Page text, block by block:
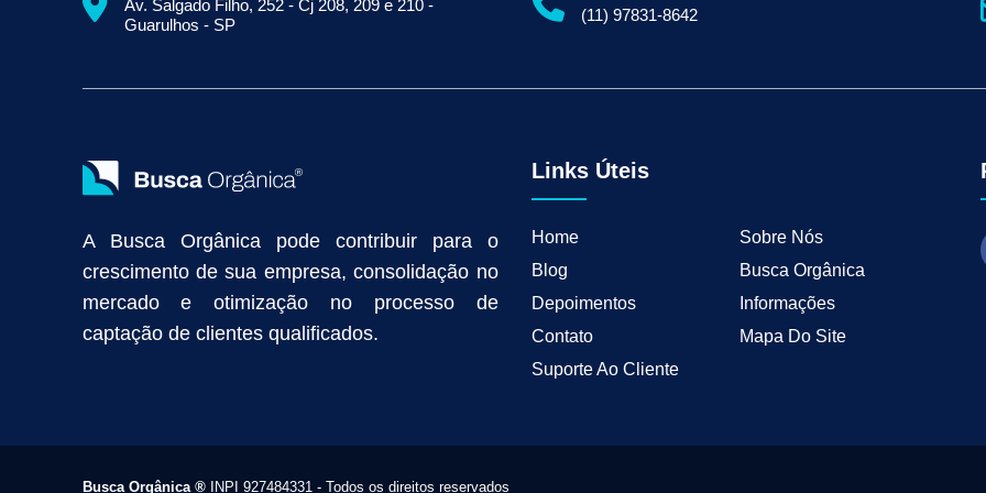
Empresa de Prospecção B2B
Marketing Industrial Marketing Digital para Empresas Serviços de Marketing Digital Marketing Digital para
Divulgação Online
Atração de Clientes Estratégias de Marketing para Empresas B2B Inbound Marketing para
Anunciar na Internet
Captar Clientes Criação de Site para Indústria Marketing de Busca Industrial Marketing Industrial B2B Marketing
Av. Salgado Filho, 252 - Cj 208, 209 e 210 -
Guarulhos - SP
(11) 97831-8642
A Busca Orgânica pode contribuir para o
crescimento de sua empresa, consolidação no
mercado e otimização no processo de
captação de clientes qualificados.
Links Úteis
Home
Sobre Nós
Blog
Busca Orgânica
Depoimentos
Informações
Contato
Mapa Do Site
Suporte Ao Cliente
Busca Orgânica ®INPI 927484331 - Todos os direitos reservados